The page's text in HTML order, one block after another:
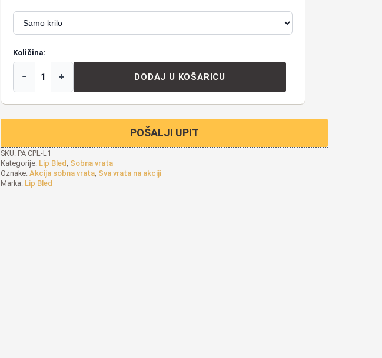
Količina:
− + DODAJ U KOŠARICU
POŠALJI UPIT
SKU: PA CPL-L1
Kategorije: Lip Bled, Sobna vrata
Oznake: Akcija sobna vrata, Sva vrata na akciji
Marka: Lip Bled